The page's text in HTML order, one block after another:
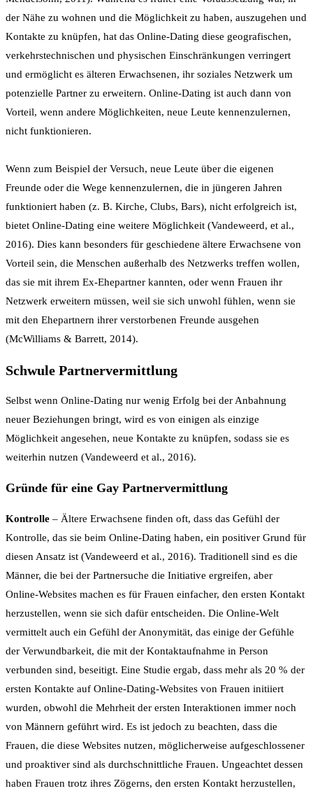
der Nähe zu wohnen und die Möglichkeit zu haben, auszugehen und
Kontakte zu knüpfen, hat das Online-Dating diese geografischen,
verkehrstechnischen und physischen Einschränkungen verringert
und ermöglicht es älteren Erwachsenen, ihr soziales Netzwerk um
potenzielle Partner zu erweitern. Online-Dating ist auch dann von
Vorteil, wenn andere Möglichkeiten, neue Leute kennenzulernen,
nicht funktionieren.
Wenn zum Beispiel der Versuch, neue Leute über die eigenen
Freunde oder die Wege kennenzulernen, die in jüngeren Jahren
funktioniert haben (z. B. Kirche, Clubs, Bars), nicht erfolgreich ist,
bietet Online-Dating eine weitere Möglichkeit (Vandeweerd, et al.,
2016). Dies kann besonders für geschiedene ältere Erwachsene von
Vorteil sein, die Menschen außerhalb des Netzwerks treffen wollen,
das sie mit ihrem Ex-Ehepartner kannten, oder wenn Frauen ihr
Netzwerk erweitern müssen, weil sie sich unwohl fühlen, wenn sie
mit den Ehepartnern ihrer verstorbenen Freunde ausgehen
(McWilliams & Barrett, 2014).
Schwule Partnervermittlung
Selbst wenn Online-Dating nur wenig Erfolg bei der Anbahnung
neuer Beziehungen bringt, wird es von einigen als einzige
Möglichkeit angesehen, neue Kontakte zu knüpfen, sodass sie es
weiterhin nutzen (Vandeweerd et al., 2016).
Gründe für eine Gay Partnervermittlung
Kontrolle – Ältere Erwachsene finden oft, dass das Gefühl der
Kontrolle, das sie beim Online-Dating haben, ein positiver Grund für
diesen Ansatz ist (Vandeweerd et al., 2016). Traditionell sind es die
Männer, die bei der Partnersuche die Initiative ergreifen, aber
Online-Websites machen es für Frauen einfacher, den ersten Kontakt
herzustellen, wenn sie sich dafür entscheiden. Die Online-Welt
vermittelt auch ein Gefühl der Anonymität, das einige der Gefühle
der Verwundbarkeit, die mit der Kontaktaufnahme in Person
verbunden sind, beseitigt. Eine Studie ergab, dass mehr als 20 % der
ersten Kontakte auf Online-Dating-Websites von Frauen initiiert
wurden, obwohl die Mehrheit der ersten Interaktionen immer noch
von Männern geführt wird. Es ist jedoch zu beachten, dass die
Frauen, die diese Websites nutzen, möglicherweise aufgeschlossener
und proaktiver sind als durchschnittliche Frauen. Ungeachtet dessen
haben Frauen trotz ihres Zögerns, den ersten Kontakt herzustellen,